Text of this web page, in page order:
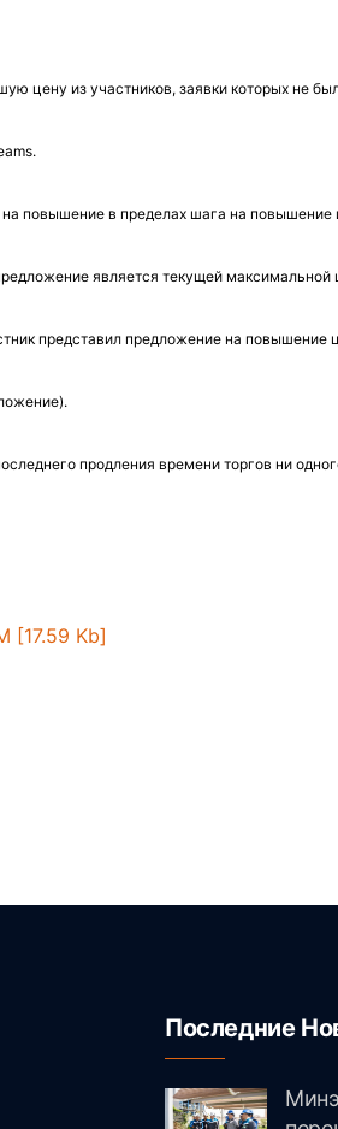
цену из участников, заявки которых не
.
повышение в пределах шага на
является текущей
представил предложение на повышение
продления времени торгов ни
[17.59 Kb]
Последние